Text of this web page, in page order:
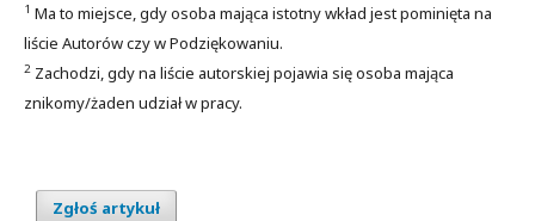
1 Ma to miejsce, gdy osoba mająca istotny wkład jest pominięta na
liście Autorów czy w Podziękowaniu.
2 Zachodzi, gdy na liście autorskiej pojawia się osoba mająca
znikomy/żaden udział w pracy.
Zgłoś artykuł